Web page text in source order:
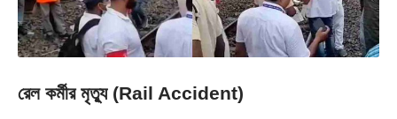
রেল কর্মীর মৃত্যু (Rail Accident)